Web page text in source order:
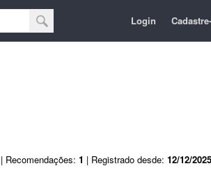
Login
| Recomendações: 1 | Registrado desde: 12/12/2025